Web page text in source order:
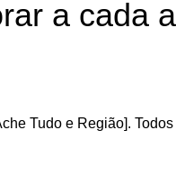
a cada
Tudo e Região].